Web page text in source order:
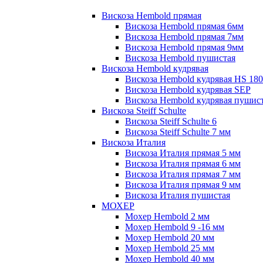
Вискоза Hembold прямая
Вискоза Hembold прямая 6мм
Вискоза Hembold прямая 7мм
Вискоза Hembold прямая 9мм
Вискоза Hembold пушистая
Вискоза Hembold кудрявая
Вискоза Hembold кудрявая HS 180
Вискоза Hembold кудрявая SEP
Вискоза Hembold кудрявая
Вискоза Steiff Schulte
Вискоза Steiff Schulte 6
Вискоза Steiff Schulte 7 мм
Вискоза Италия
Вискоза Италия прямая 5 мм
Вискоза Италия прямая 6 мм
Вискоза Италия прямая 7 мм
Вискоза Италия прямая 9 мм
Вискоза Италия пушистая
МОХЕР
Мохер Hembold 2 мм
Мохер Hembold 9 -16 мм
Мохер Hembold 20 мм
Мохер Hembold 25 мм
Мохер Hembold 40 мм